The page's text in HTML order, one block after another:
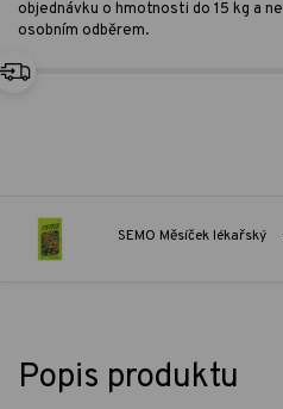
objednávku o hmotnosti do 15 kg a
osobním odběrem.
SEMO Měsíček lékařský
Popis produktu